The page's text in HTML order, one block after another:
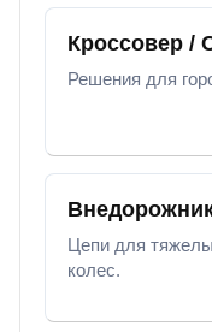
Кроссовер /
Решения для
Цепи для
колес.